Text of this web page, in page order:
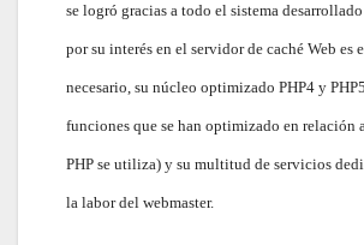
se logró gracias a todo el sistema
por su interés en el servidor de caché Web es
necesario, su núcleo optimizado PHP4 y
funciones que se han optimizado en relación
PHP se utiliza) y su multitud de servicios
la labor del webmaster.